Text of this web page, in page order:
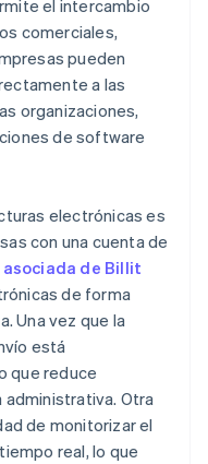
el intercambio
comerciales,
pueden
a las
organizaciones,
de software
electrónicas es
con una cuenta de
de Billit
de forma
Una vez que la
está
que reduce
Otra
de monitorizar el
real, lo que